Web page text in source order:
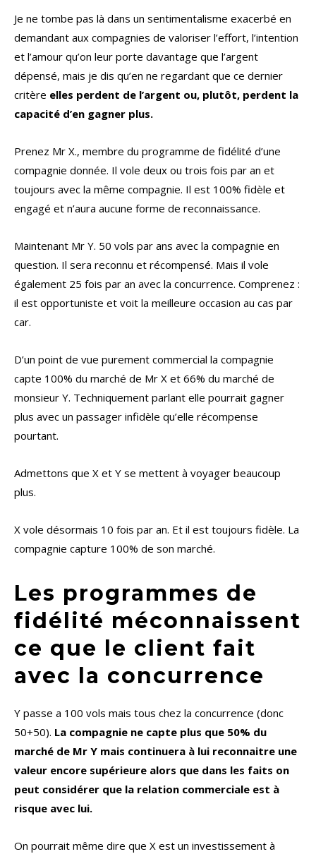
Je ne tombe pas là dans un sentimentalisme exacerbé en
demandant aux compagnies de valoriser l’effort, l’intention
et l’amour qu’on leur porte davantage que l’argent
dépensé, mais je dis qu’en ne regardant que ce dernier
critère elles perdent de l’argent ou, plutôt, perdent la
capacité d’en gagner plus.
Prenez Mr X., membre du programme de fidélité d’une
compagnie donnée. Il vole deux ou trois fois par an et
toujours avec la même compagnie. Il est 100% fidèle et
engagé et n’aura aucune forme de reconnaissance.
Maintenant Mr Y. 50 vols par ans avec la compagnie en
question. Il sera reconnu et récompensé. Mais il vole
également 25 fois par an avec la concurrence. Comprenez :
il est opportuniste et voit la meilleure occasion au cas par
car.
D’un point de vue purement commercial la compagnie
capte 100% du marché de Mr X et 66% du marché de
monsieur Y. Techniquement parlant elle pourrait gagner
plus avec un passager infidèle qu’elle récompense
pourtant.
Admettons que X et Y se mettent à voyager beaucoup
plus.
X vole désormais 10 fois par an. Et il est toujours fidèle. La
compagnie capture 100% de son marché.
Les programmes de
fidélité méconnaissent
ce que le client fait
avec la concurrence
Y passe a 100 vols mais tous chez la concurrence (donc
50+50). La compagnie ne capte plus que 50% du
marché de Mr Y mais continuera à lui reconnaitre une
valeur encore supérieure alors que dans les faits on
peut considérer que la relation commerciale est à
risque avec lui.
On pourrait même dire que X est un investissement à